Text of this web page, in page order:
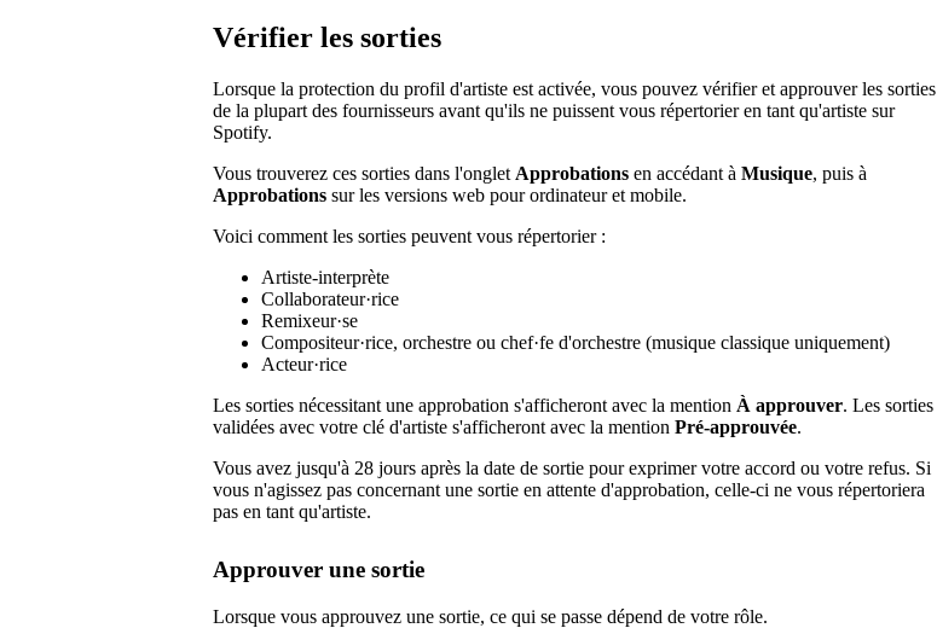
Vérifier les sorties
Lorsque la protection du profil d'artiste est activée, vous pouvez vérifier et approuver les sorties
de la plupart des fournisseurs avant qu'ils ne puissent vous répertorier en tant qu'artiste sur
Spotify.
Vous trouverez ces sorties dans l'onglet Approbations en accédant à Musique, puis à
Approbations sur les versions web pour ordinateur et mobile.
Voici comment les sorties peuvent vous répertorier :
Artiste-interprète
Collaborateur·rice
Remixeur·se
Compositeur·rice, orchestre ou chef·fe d'orchestre (musique classique uniquement)
Acteur·rice
Les sorties nécessitant une approbation s'afficheront avec la mention À approuver. Les sorties
validées avec votre clé d'artiste s'afficheront avec la mention Pré-approuvée.
Vous avez jusqu'à 28 jours après la date de sortie pour exprimer votre accord ou votre refus. Si
vous n'agissez pas concernant une sortie en attente d'approbation, celle-ci ne vous répertoriera
pas en tant qu'artiste.
Approuver une sortie
Lorsque vous approuvez une sortie, ce qui se passe dépend de votre rôle.